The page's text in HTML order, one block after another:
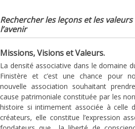
Rechercher les leçons et les
l’avenir
Missions, Visions et Valeurs.
La densité associative dans le domaine
Finistère et c’est une chance pour
nouvelle association souhaitant
cause patrimoniale constituée par les
histoire si intimement associée à celle
créateurs, elle constitue l’expression